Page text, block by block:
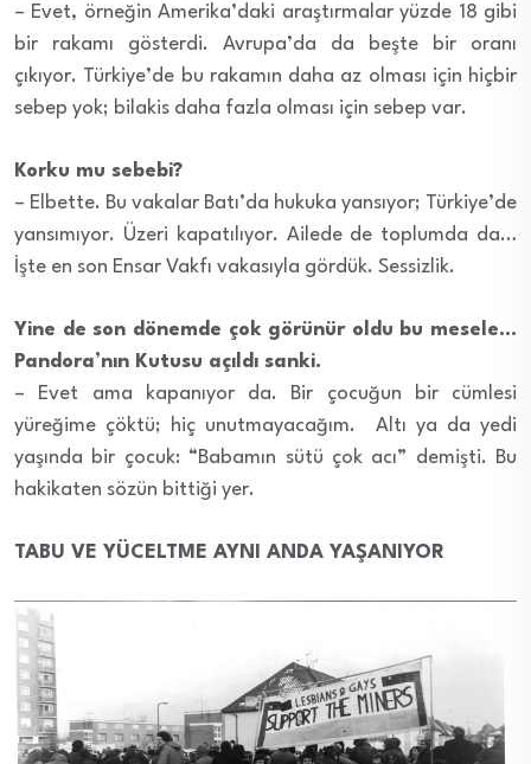
– Evet, örneğin Amerika’daki araştırmalar yüzde 18 gibi
bir rakamı gösterdi. Avrupa’da da beşte bir oranı
çıkıyor. Türkiye’de bu rakamın daha az olması için hiçbir
sebep yok; bilakis daha fazla olması için sebep var.
Korku mu sebebi?
– Elbette. Bu vakalar Batı’da hukuka yansıyor; Türkiye’de
yansımıyor. Üzeri kapatılıyor. Ailede de toplumda da…
İşte en son Ensar Vakfı vakasıyla gördük. Sessizlik.
Yine de son dönemde çok görünür oldu bu mesele…
Pandora’nın Kutusu açıldı sanki.
– Evet ama kapanıyor da. Bir çocuğun bir cümlesi
yüreğime çöktü; hiç unutmayacağım. Altı ya da yedi
yaşında bir çocuk: “Babamın sütü çok acı” demişti. Bu
hakikaten sözün bittiği yer.
TABU VE YÜCELTME AYNI ANDA YAŞANIYOR